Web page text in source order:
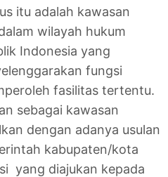
itu adalah kawasan
wilayah hukum
Indonesia yang
fungsi
fasilitas tertentu.
sebagai kawasan
dengan adanya usulan
kabupaten/kota
yang diajukan kepada